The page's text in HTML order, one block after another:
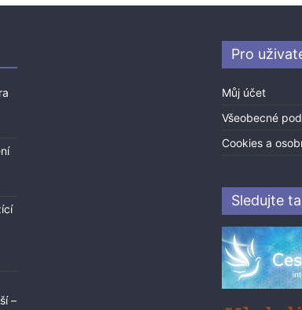
–
Pro
Můj účet
Všeobecné
Cookies a
Sledujte